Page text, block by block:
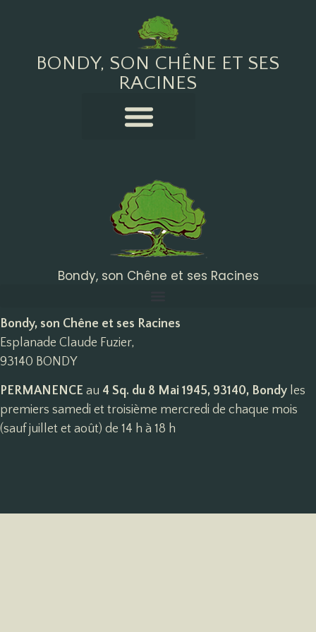
BONDY, SON CHÊNE ET SES
RACINES
Bondy, son Chêne et ses Racines
Bondy, son Chêne et ses Racines
Esplanade Claude Fuzier,
93140 BONDY
PERMANENCE au 4 Sq. du 8 Mai 1945, 93140, Bondy les
premiers samedi et troisième mercredi de chaque mois
(sauf juillet et août) de 14 h à 18 h